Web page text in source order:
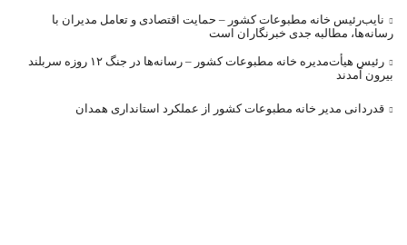
نایب‌رئیس خانه مطبوعات کشور – حمایت اقتصادی و تعامل مدیران با
رسانه‌ها، مطالبه جدی خبرنگاران است
رئیس هیأت‌مدیره خانه مطبوعات کشور – رسانه‌ها در جنگ ۱۲ روزه سربلند
بیرون آمدند
قدردانی مدیر خانه مطبوعات کشور از عملکرد استانداری همدان